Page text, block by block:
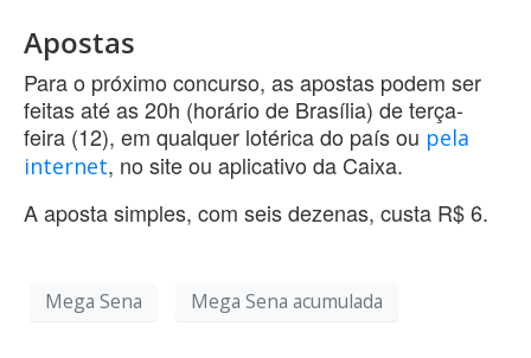
Apostas
Para o próximo concurso, as apostas podem ser
feitas até as 20h (horário de Brasília) de terça-
feira (12), em qualquer lotérica do país ou pela
internet, no site ou aplicativo da Caixa.
A aposta simples, com seis dezenas, custa R$ 6.
Mega Sena Mega Sena acumulada